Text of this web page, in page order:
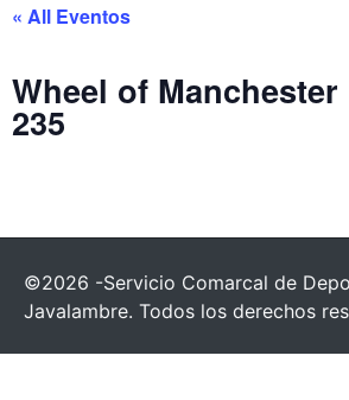
« All Eventos
Wheel of
235
©2026 -Servicio Comarcal de
Javalambre. Todos los derechos